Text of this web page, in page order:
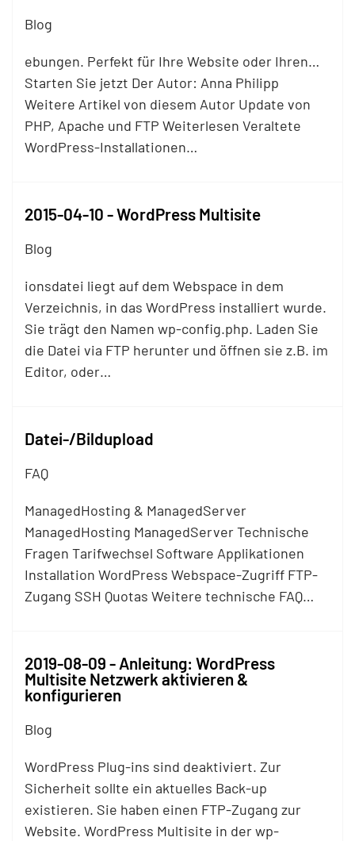
Blog
ebungen. Perfekt für Ihre Website oder Ihren…
Starten Sie jetzt Der Autor: Anna Philipp
Weitere Artikel von diesem Autor Update von
PHP, Apache und FTP Weiterlesen Veraltete
WordPress-Installationen…
2015-04-10 - WordPress Multisite
Blog
ionsdatei liegt auf dem Webspace in dem
Verzeichnis, in das WordPress installiert wurde.
Sie trägt den Namen wp-config.php. Laden Sie
die Datei via FTP herunter und öffnen sie z.B. im
Editor, oder…
Datei-/Bildupload
FAQ
ManagedHosting & ManagedServer
ManagedHosting ManagedServer Technische
Fragen Tarifwechsel Software Applikationen
Installation WordPress Webspace-Zugriff FTP-
Zugang SSH Quotas Weitere technische FAQ…
2019-08-09 - Anleitung: WordPress
Multisite Netzwerk aktivieren &
konfigurieren
Blog
WordPress Plug-ins sind deaktiviert. Zur
Sicherheit sollte ein aktuelles Back-up
existieren. Sie haben einen FTP-Zugang zur
Website. WordPress Multisite in der wp-